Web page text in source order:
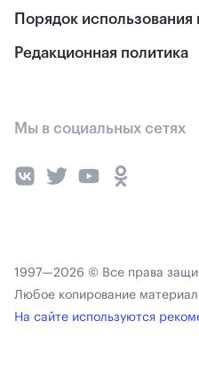
Порядок использования
Редакционная политика
Мы в социальных сетях
1997—2026 © Все права
Любое копирование
На сайте используются